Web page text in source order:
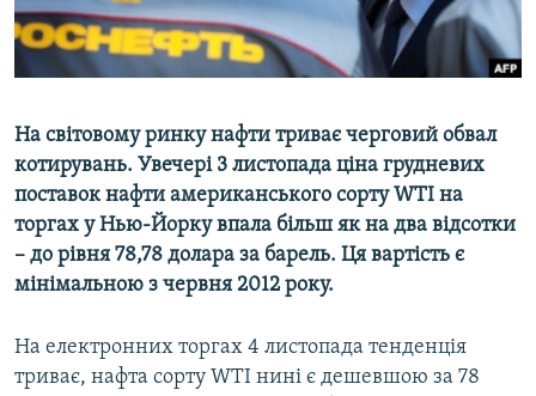
ВІДЕОУРОКИ «ELIFBE»
СВІДЧЕННЯ ОКУПАЦІЇ
ІНФОГРАФІКА
Русский
Qırımtatar
Усі сайти RFE/RL
На світовому ринку нафти триває черговий обвал
котирувань. Увечері 3 листопада ціна грудневих
поставок нафти американського сорту WTI на
торгах у Нью-Йорку впала більш як на два відсотки
– до рівня 78,78 долара за барель. Ця вартість є
мінімальною з червня 2012 року.
На електронних торгах 4 листопада тенденція
триває, нафта сорту WTI нині є дешевшою за 78